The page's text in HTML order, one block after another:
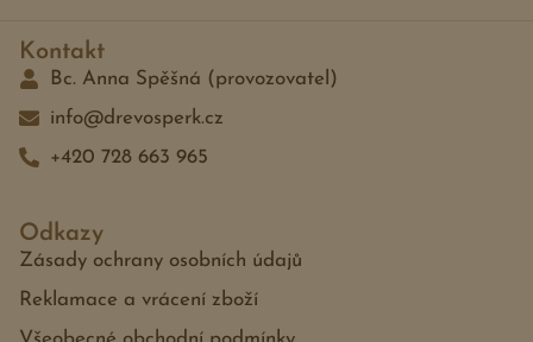
Odkazy
Zásady ochrany osobních údajů
Reklamace a vrácení zboží
Kontakt
Bc. Anna Spěšná (provozovatel)
info@drevosperk.cz
+420 728 663 965